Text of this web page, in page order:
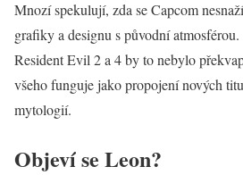
Mnozí spekulují, zda se Capcom
grafiky a designu s původní
Resident Evil 2 a 4 by to nebylo
všeho funguje jako propojení nových
mytologií.
Objeví se Leon?